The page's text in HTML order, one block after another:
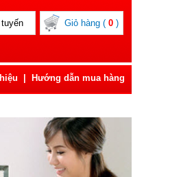
Giỏ hàng ( 0 )
Hướng dẫn mua hàng